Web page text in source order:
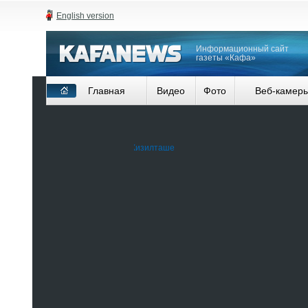
English version
Информационный сайт
газеты «Кафа»
Главная Видео Фото Веб-